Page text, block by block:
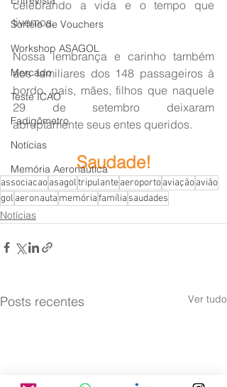
Sorteio de Vouchers
Workshop ASAGOL
Mercado
Teste ICAO
Fadigômetro
Notícias
Memória Aeronáutica
celebrando a vida e o tempo que
tivemos.
Nossa lembrança e carinho também
aos familiares dos 148 passageiros à
bordo. pais, mães, filhos que naquele
29 de setembro deixaram
abruptamente seus entes queridos.
Saudade!
associacaoasagoltripulanteaeroportoaviaçãoavião
gol aeronauta memóriafamília saudades
Notícias
Posts recentes Ver tudo